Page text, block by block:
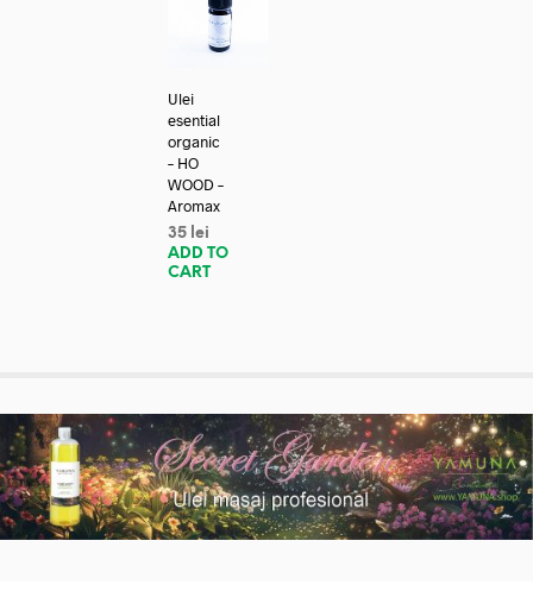
Ulei
esential
organic
– HO
WOOD –
Aromax
35 lei
ADD TO
CART